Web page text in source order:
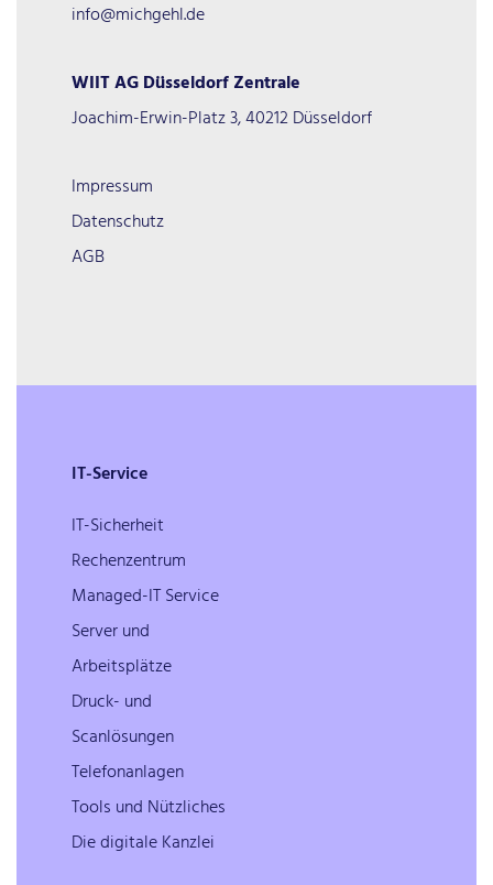
info@michgehl.de
WIIT AG Düsseldorf Zentrale
Joachim-Erwin-Platz 3, 40212 Düsseldorf
Impressum
Datenschutz
AGB
IT-Service
IT-Sicherheit
Rechenzentrum
Managed-IT Service
Server und
Arbeitsplätze
Druck- und
Scanlösungen
Telefonanlagen
Tools und Nützliches
Die digitale Kanzlei